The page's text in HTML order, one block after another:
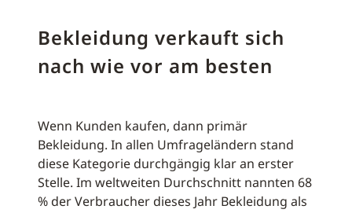
Bekleidung verkauft sich
nach wie vor am besten
Wenn Kunden kaufen, dann primär
Bekleidung. In allen Umfrageländern stand
diese Kategorie durchgängig klar an erster
Stelle. Im weltweiten Durchschnitt nannten 68
% der Verbraucher dieses Jahr Bekleidung als